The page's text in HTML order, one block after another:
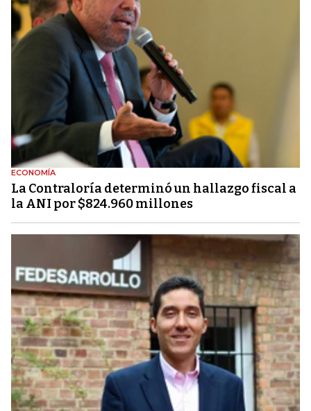
ECONOMÍA
La Contraloría determinó un hallazgo fiscal a
la ANI por $824.960 millones